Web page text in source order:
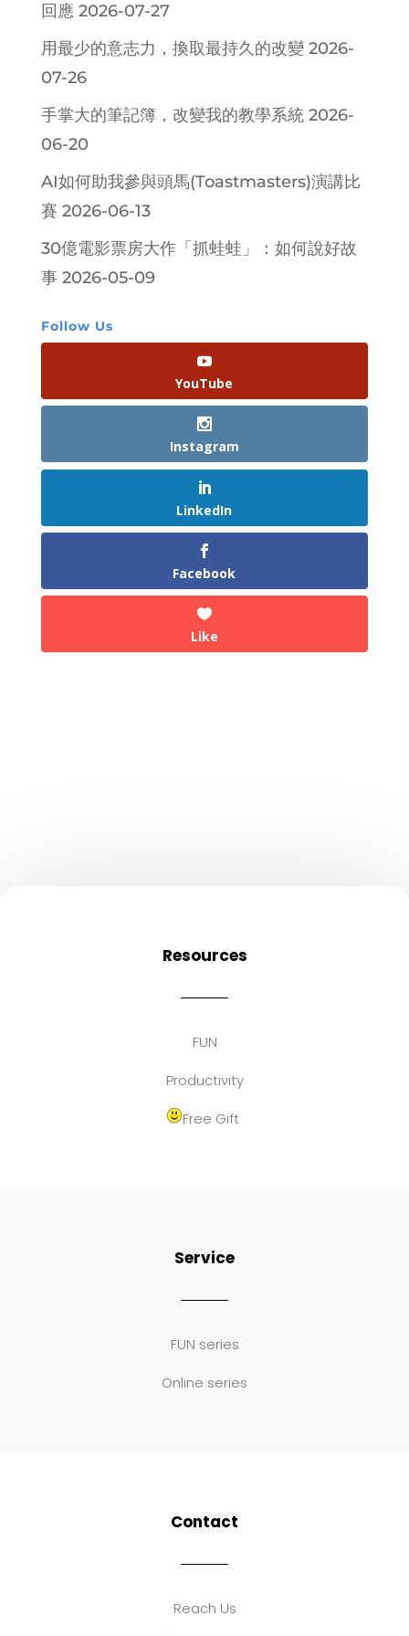
回應 2026-07-27
用最少的意志力，換取最持久的改變 2026-
07-26
手掌大的筆記簿，改變我的教學系統 2026-
06-20
AI如何助我參與頭馬(Toastmasters)演講比
賽 2026-06-13
30億電影票房大作「抓蛙蛙」：如何說好故
事 2026-05-09
Follow Us
YouTube
Instagram
LinkedIn
Facebook
Like
Resources
FUN
Productivity
Free Gift
Service
FUN series
Online series
Contact
Reach Us